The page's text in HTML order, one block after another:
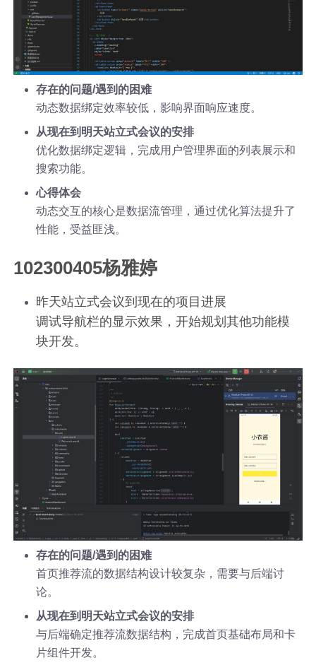
存在的问题/遇到的困难
动态数据绑定效率较低，影响界面响应速度。
从现在到明天站立式会议的安排
优化数据绑定逻辑，完成用户管理界面的列表展示和
搜索功能。
心得体会
动态交互的核心是数据流管理，通过优化算法提升了
性能，受益匪浅。
102300405杨雅婷
昨天站立式会议到现在的项目进展
调试导航栏的显示效果，开始规划其他功能模
块开发。
存在的问题/遇到的困难
首页推荐流的数据结构设计较复杂，需要与后端讨
论。
从现在到明天站立式会议的安排
与后端确定推荐流数据结构，完成首页基础布局和卡
片组件开发。